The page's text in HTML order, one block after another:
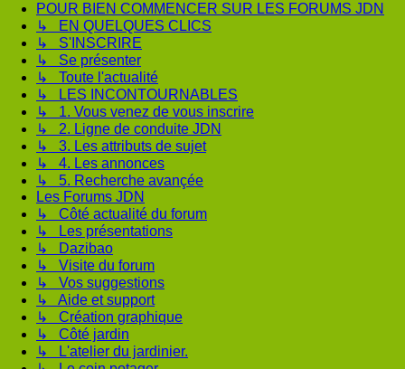
POUR BIEN COMMENCER SUR LES FORUMS JDN
↳ EN QUELQUES CLICS
↳ S'INSCRIRE
↳ Se présenter
↳ Toute l'actualité
↳ LES INCONTOURNABLES
↳ 1. Vous venez de vous inscrire
↳ 2. Ligne de conduite JDN
↳ 3. Les attributs de sujet
↳ 4. Les annonces
↳ 5. Recherche avançée
Les Forums JDN
↳ Côté actualité du forum
↳ Les présentations
↳ Dazibao
↳ Visite du forum
↳ Vos suggestions
↳ Aide et support
↳ Création graphique
↳ Côté jardin
↳ L'atelier du jardinier.